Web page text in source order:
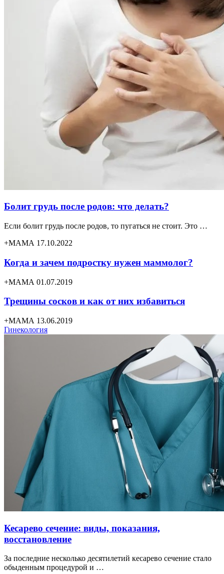
Болит грудь после родов: что делать?
Если болит грудь после родов, то пугаться не стоит. Это …
+МАМА 17.10.2022
Когда и зачем подростку нужен маммолог?
+МАМА 01.07.2019
Трещины сосков и как от них избавиться
+МАМА 13.06.2019
Гинекология
Кесарево сечение: виды, показания,
восстановление
За последние несколько десятилетий кесарево сечение стало
обыденным процедурой и …